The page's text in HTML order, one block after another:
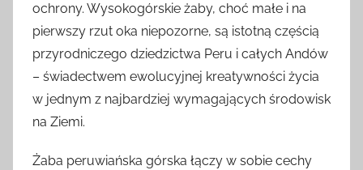
ochrony. Wysokogórskie żaby, choć małe i na
pierwszy rzut oka niepozorne, są istotną częścią
przyrodniczego dziedzictwa Peru i całych Andów
– świadectwem ewolucyjnej kreatywności życia
w jednym z najbardziej wymagających środowisk
na Ziemi.
Żaba peruwiańska górska łączy w sobie cechy